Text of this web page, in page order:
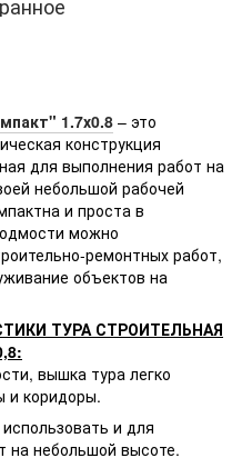
1.7х0.8– это
конструкция
для выполнения работ на
небольшой рабочей
и проста в
можно
ремонтных работ,
объектов на
ТУРА СТРОИТЕЛЬНАЯ
вышка тура легко
и коридоры.
и для
на небольшой высоте.